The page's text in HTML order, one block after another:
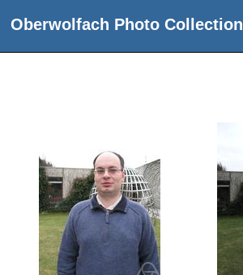
Oberwolfach Photo Collection